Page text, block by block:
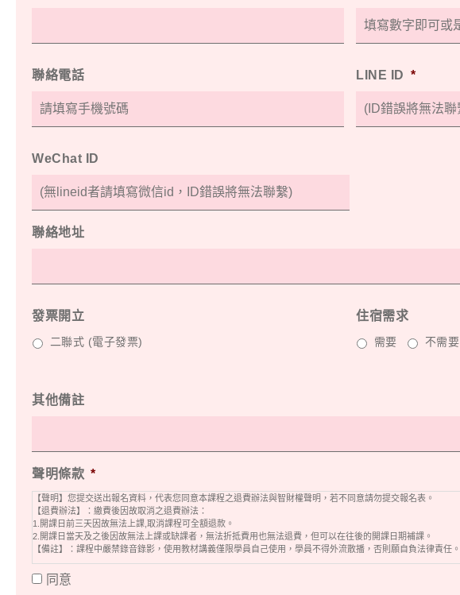
聯絡電話 LINE ID *
WeChat ID
聯絡地址
發票開立
二聯式 (電子發票)
住宿需求
需要 不需要
其他備註
聲明條款 *
【聲明】您提交送出報名資料，代表您同意本課程之退費辦法與智財權聲明，若不同意請勿提交報名表。
【退費辦法】：繳費後因故取消之退費辦法：
1.開課日前三天因故無法上課,取消課程可全額退款。
2.開課日當天及之後因故無法上課或缺課者，無法折抵費用也無法退費，但可以在往後的開課日期補課。
【備註】：課程中嚴禁錄音錄影，使用教材講義僅限學員自己使用，學員不得外流散播，否則願自負法律責任。
同意